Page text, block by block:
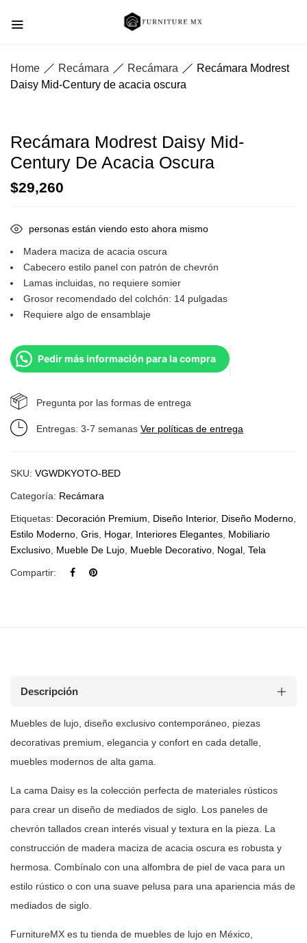
Home Recámara Recámara
Recámara Modrest
Daisy Mid-Century de acacia oscura
Recámara Modrest Daisy Mid-
Century De Acacia Oscura
$29,260
personas están viendo esto ahora mismo
Madera maciza de acacia oscura
Cabecero estilo panel con patrón de chevrón
Lamas incluidas, no requiere somier
Grosor recomendado del colchón: 14 pulgadas
Requiere algo de ensamblaje
Pedir más información para la compra
Pregunta por las formas de entrega
Entregas: 3-7 semanas Ver políticas de entrega
SKU: VGWDKYOTO-BED
Categoría: Recámara
Etiquetas: Decoración Premium Diseño Interior, Diseño Moderno
Estilo Moderno Gris Hogar, Interiores Elegantes Mobiliario
Exclusivo Mueble De Lujo Mueble Decorativo Nogal Tela
Compartir:
Descripción
Muebles de lujo, diseño exclusivo contemporáneo, piezas
decorativas premium, elegancia y confort en cada detalle,
muebles modernos de alta gama.
La cama Daisy es la colección perfecta de materiales rústicos
para crear un diseño de mediados de siglo. Los paneles de
chevrón tallados crean interés visual y textura en la pieza. La
construcción de madera maciza de acacia oscura es robusta y
hermosa. Combínalo con una alfombra de piel de vaca para un
estilo rústico o con una suave pelusa para una apariencia más de
mediados de siglo.
FurnitureMX es tu tienda de muebles de lujo en México,